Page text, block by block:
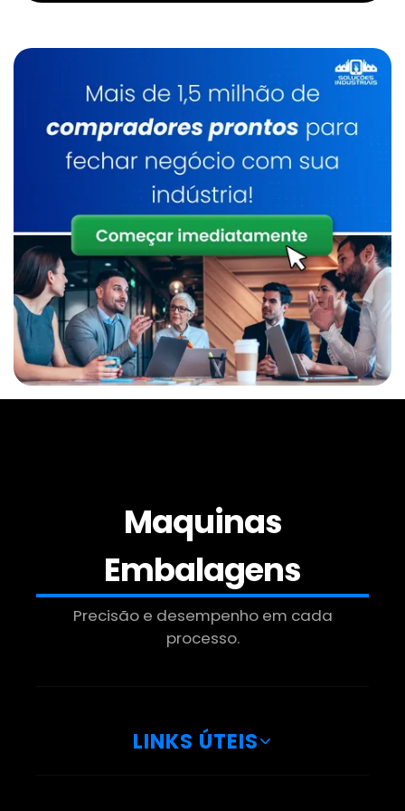
Empresa De Manipulador De Alta Rigidez
Manipulador De Sacos Em Sp
Empresa De Manipulador De Alta Rigidez Sp
Manipulador De Tambores
Empresa De Manipulador De Sacos
Manipulador De Tambores Sp
Fabrica De Manipulador A Vácuo Para
Bombonas
Maquinas
Embalagens
Precisão e desempenho em cada
processo.
LINKS ÚTEIS